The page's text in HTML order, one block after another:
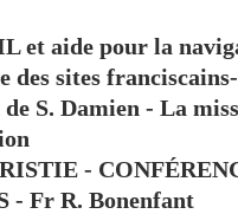
et aide pour la
des sites
S. Damien - La
-
- Fr R. Bonenfant